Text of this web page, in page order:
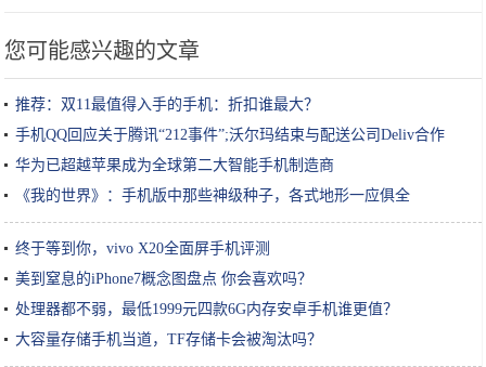
您可能感兴趣的文章
推荐：双11最值得入手的手机：折扣谁最大？
手机QQ回应关于腾讯“212事件”;沃尔玛结束与配送公司Deliv合作
华为已超越苹果成为全球第二大智能手机制造商
《我的世界》：手机版中那些神级种子，各式地形一应俱全
终于等到你，vivo X20全面屏手机评测
美到窒息的iPhone7概念图盘点 你会喜欢吗？
处理器都不弱，最低1999元四款6G内存安卓手机谁更值？
大容量存储手机当道，TF存储卡会被淘汰吗？